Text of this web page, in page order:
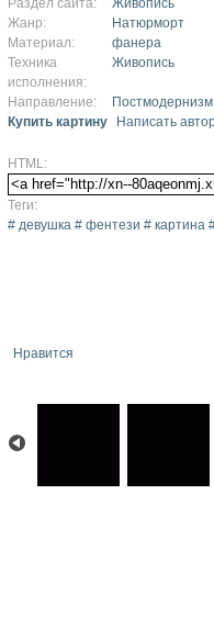
Раздел сайта:
Живопись
Жанр:
Натюрморт
Материал:
фанера
Техника
исполнения:
Живопись
Направление:
Постмодернизм
Купить картину
Написать
HTML:
Теги:
# девушка # фентези # картина
Нравится